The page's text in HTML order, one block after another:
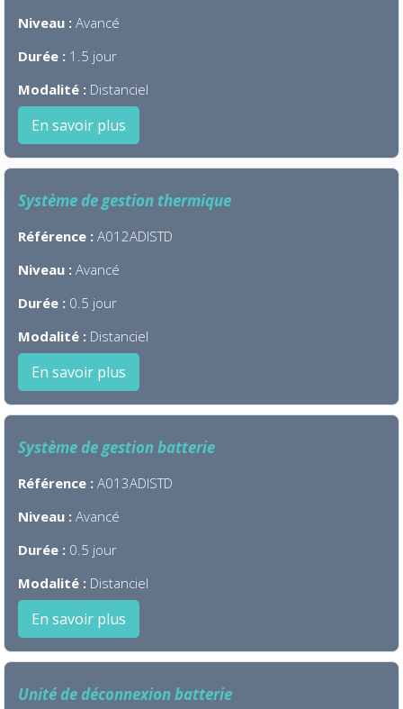
Niveau : Avancé
Durée : 1.5 jour
Modalité : Distanciel
En savoir plus
Système de gestion thermique
Référence : A012ADISTD
Niveau : Avancé
Durée : 0.5 jour
Modalité : Distanciel
En savoir plus
Système de gestion batterie
Référence : A013ADISTD
Niveau : Avancé
Durée : 0.5 jour
Modalité : Distanciel
En savoir plus
Unité de déconnexion batterie